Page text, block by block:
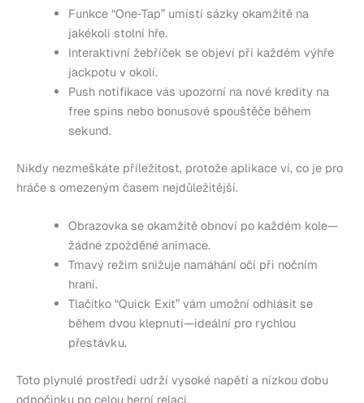
Funkce “One‑Tap” umístí sázky okamžitě na
jakékoli stolní hře.
Interaktivní žebříček se objeví při každém výhře
jackpotu v okolí.
Push notifikace vás upozorní na nové kredity na
free spins nebo bonusové spouštěče během
sekund.
Nikdy nezmeškáte příležitost, protože aplikace ví, co je pro
hráče s omezeným časem nejdůležitější.
Obrazovka se okamžitě obnoví po každém kole—
žádné zpožděné animace.
Tmavý režim snižuje namáhání očí při nočním
hraní.
Tlačítko “Quick Exit” vám umožní odhlásit se
během dvou klepnutí—ideální pro rychlou
přestávku.
Toto plynulé prostředí udrží vysoké napětí a nízkou dobu
odpočinku po celou herní relaci.